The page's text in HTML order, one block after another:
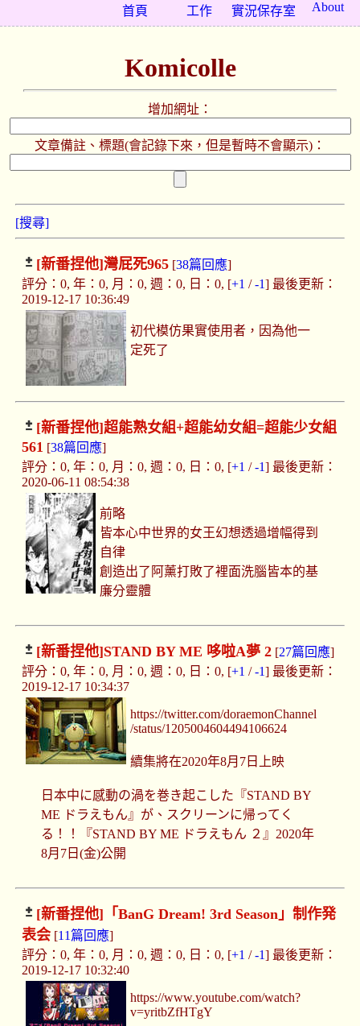
About
實況保存室
工作
首頁
Komicolle
增加網址：
文章備註、標題(會記錄下來，但是暫時不會顯示)：
[搜尋]
[新番捏他]灣屁死965[38篇回應]
評分：0, 年：0, 月：0, 週：0, 日：0, [+1 /-1] 最後更新：
2019-12-17 10:36:49
初代模仿果實使用者，因為他一
定死了
[新番捏他]超能熟女組+超能幼女組=超能少女組
561 [38篇回應]
評分：0, 年：0, 月：0, 週：0, 日：0, [+1 /-1] 最後更新：
2020-06-11 08:54:38
前略
皆本心中世界的女王幻想透過增幅得到
自律
創造出了阿薰打敗了裡面洗腦皆本的基
廉分靈體
[新番捏他]STAND BY ME 哆啦A夢 2[27篇回應]
評分：0, 年：0, 月：0, 週：0, 日：0, [+1 /-1] 最後更新：
2019-12-17 10:34:37
https://twitter.com/doraemonChannel
/status/1205004604494106624
續集將在2020年8月7日上映
日本中に感動の渦を巻き起こした『STAND BY
ME ドラえもん』が、スクリーンに帰ってく
る！！『STAND BY ME ドラえもん ２』2020年
8月7日(金)公開
[新番捏他] 「BanG Dream! 3rd Season」制作発
表会[11篇回應]
評分：0, 年：0, 月：0, 週：0, 日：0, [+1 /-1] 最後更新：
2019-12-17 10:32:40
https://www.youtube.com/watch?
v=yritbZfHTgY